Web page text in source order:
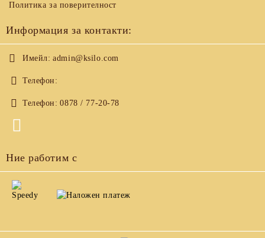
Политика за поверителност
Информация за контакти:
Имейл: admin@ksilo.com
Телефон:
Телефон: 0878 / 77-20-78
Ние работим с